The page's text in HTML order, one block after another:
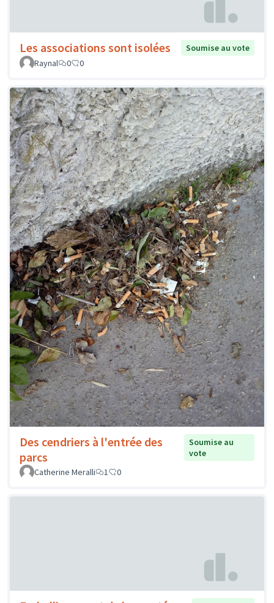
Les associations sont isolées
Soumise au vote
Raynal
0 0
Des cendriers à l'entrée des
parcs
Soumise au
vote
Catherine Meralli
1 0